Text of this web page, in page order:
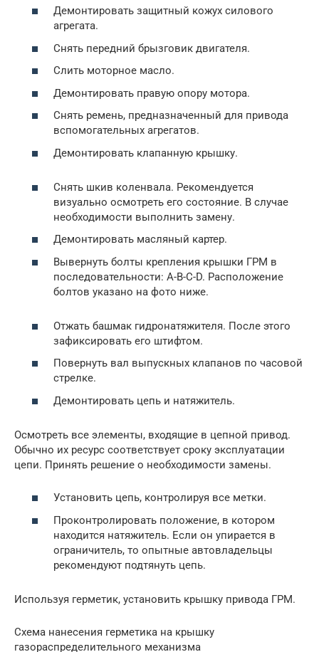
Демонтировать защитный кожух силового
агрегата.
Снять передний брызговик двигателя.
Слить моторное масло.
Демонтировать правую опору мотора.
Снять ремень, предназначенный для привода
вспомогательных агрегатов.
Демонтировать клапанную крышку.
Снять шкив коленвала. Рекомендуется
визуально осмотреть его состояние. В случае
необходимости выполнить замену.
Демонтировать масляный картер.
Вывернуть болты крепления крышки ГРМ в
последовательности: A-B-C-D. Расположение
болтов указано на фото ниже.
Отжать башмак гидронатяжителя. После этого
зафиксировать его штифтом.
Повернуть вал выпускных клапанов по часовой
стрелке.
Демонтировать цепь и натяжитель.
Осмотреть все элементы, входящие в цепной привод.
Обычно их ресурс соответствует сроку эксплуатации
цепи. Принять решение о необходимости замены.
Установить цепь, контролируя все метки.
Проконтролировать положение, в котором
находится натяжитель. Если он упирается в
ограничитель, то опытные автовладельцы
рекомендуют подтянуть цепь.
Используя герметик, установить крышку привода ГРМ.
Схема нанесения герметика на крышку
газораспределительного механизма